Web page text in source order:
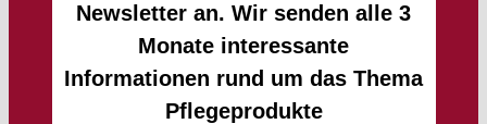
Newsletter an. Wir senden alle 3
Monate interessante
Informationen rund um das Thema
Pflegeprodukte